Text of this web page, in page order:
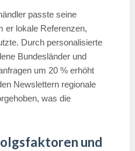
passte seine
er lokale Referenzen,
Durch personalisierte
Bundesländer und
um 20 % erhöht
Newslettern regionale
was die
und